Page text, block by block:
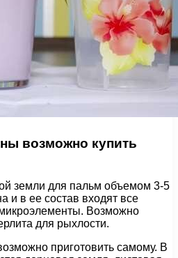
возможно купить
земли для пальм объемом 3-5
и в ее состав входят все
Возможно
для рыхлости.
приготовить самому. В